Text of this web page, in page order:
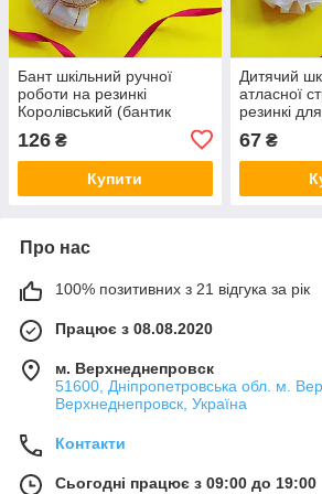
Бант шкільний ручної
роботи на резинкі
Королівський (бантик
школу, білі банти канзаші
на голову)
126 ₴
Купити
Дитячий
атласної
резинкі
бантики
школу
дівчинки)
67₴
Про нас
100% позитивних з 21 відгука за рік
Працює з 08.08.2020
м. Верхнеднепровск
51600, Дніпропетровська обл. м.
Верхнеднепровск, Україна
Контакти
Сьогодні працює з 09:00 до 19:00